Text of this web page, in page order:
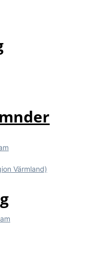
Värmland)